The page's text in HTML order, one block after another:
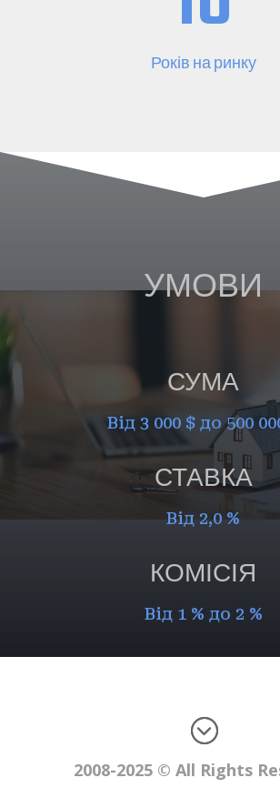
Років на ринку
УМОВИ
СУМА
Від 3 000 $ до 500
СТАВКА
Від 2,0 %
КОМІСІЯ
Від 1 % до 2 %
2008-2025 © All Rights